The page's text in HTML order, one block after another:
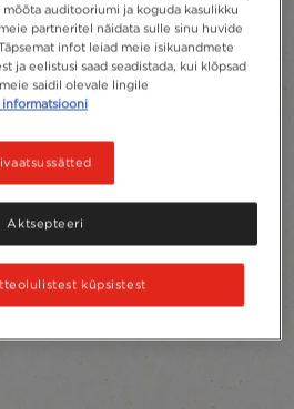
auditooriumi ja koguda kasulikku
partneritel näidata sulle sinu huvide
infot leiad meie isikuandmete
ja eelistusi saad seadistada, kui klõpsad
saidil olevale lingile
informatsiooni
küpsistest
Aktsepteeri